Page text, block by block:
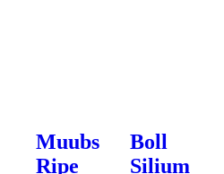
Muubs
Ripe
Boll
Silium